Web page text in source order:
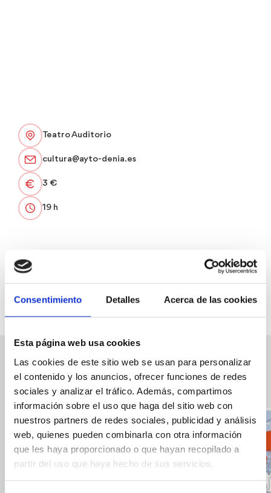
Consentimiento Detalles Acerca de las cookies
Esta página web usa cookies
Las cookies de este sitio web se usan para personalizar
el contenido y los anuncios, ofrecer funciones de redes
sociales y analizar el tráfico. Además, compartimos
información sobre el uso que haga del sitio web con
nuestros partners de redes sociales, publicidad y análisis
web, quienes pueden combinarla con otra información
que les haya proporcionado o que hayan recopilado a
partir del uso que haya hecho de sus servicios.
Teatro Auditorio
cultura@ayto-denia.es
3 €
19 h
Eventos relacionados
Ver
los
Eventos
relacionados